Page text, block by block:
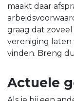
maakt daar
graag dat
vereniging laten
vinden. Breng
Actuele